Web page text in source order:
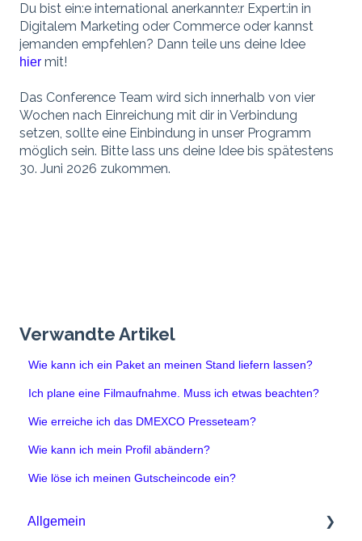
Du bist ein:e international anerkannte:r Expert:in in
Digitalem Marketing oder Commerce oder kannst
jemanden empfehlen? Dann teile uns deine Idee
hier mit!
Das Conference Team wird sich innerhalb von vier
Wochen nach Einreichung mit dir in Verbindung
setzen, sollte eine Einbindung in unser Programm
möglich sein. Bitte lass uns deine Idee bis spätestens
30. Juni 2026 zukommen.
Verwandte Artikel
Wie kann ich ein Paket an meinen Stand liefern lassen?
Ich plane eine Filmaufnahme. Muss ich etwas beachten?
Wie erreiche ich das DMEXCO Presseteam?
Wie kann ich mein Profil abändern?
Wie löse ich meinen Gutscheincode ein?
Allgemein